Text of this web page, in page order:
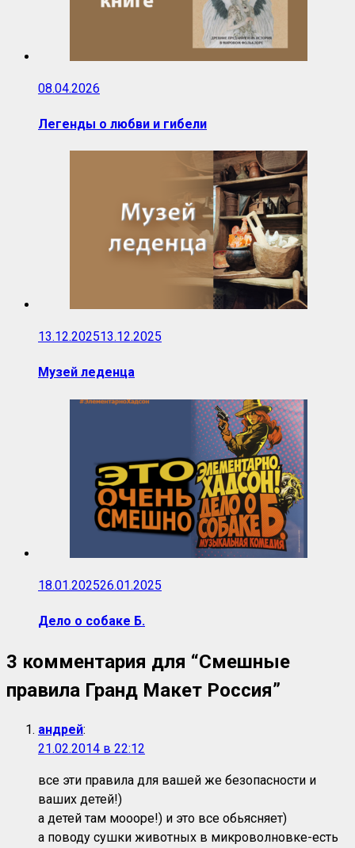
08.04.2026
Легенды о любви и гибели
13.12.202513.12.2025
Музей леденца
18.01.202526.01.2025
Дело о собаке Б.
3 комментария для “Смешные
правила Гранд Макет Россия”
андрей:
21.02.2014 в 22:12
все эти правила для вашей же безопасности и
ваших детей!)
а детей там моооре!) и это все обьясняет)
а поводу сушки животных в микроволновке-есть